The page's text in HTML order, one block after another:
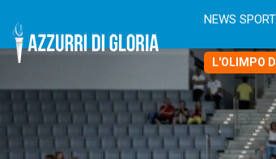
NEWS
L'OLIMPO